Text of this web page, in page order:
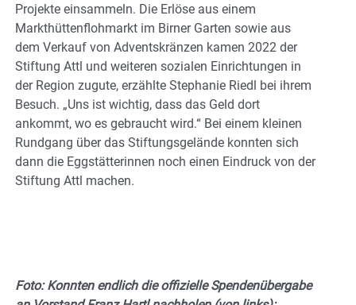
Projekte einsammeln. Die Erlöse aus einem
Markthüttenflohmarkt im Birner Garten sowie aus
dem Verkauf von Adventskränzen kamen 2022 der
Stiftung Attl und weiteren sozialen Einrichtungen in
der Region zugute, erzählte Stephanie Riedl bei ihrem
Besuch. „Uns ist wichtig, dass das Geld dort
ankommt, wo es gebraucht wird.“ Bei einem kleinen
Rundgang über das Stiftungsgelände konnten sich
dann die Eggstätterinnen noch einen Eindruck von der
Stiftung Attl machen.
Foto: Konnten endlich die offizielle Spendenübergabe